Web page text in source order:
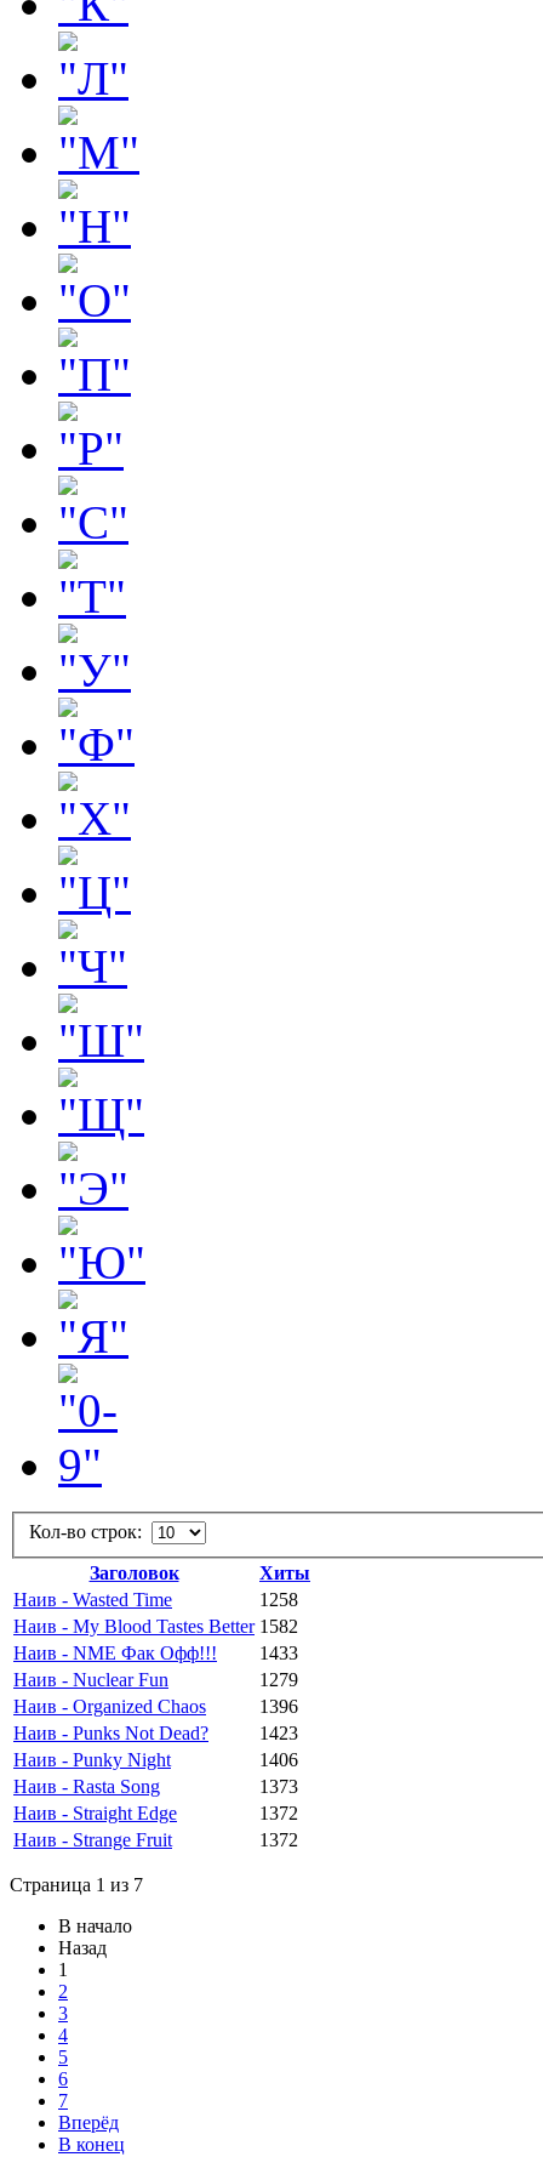
Кол-во строк:
Заголовок
Хиты
Наив - Wasted Time
1258
Наив - My Blood Tastes Better 1582
Наив - NME Фак Офф!!!
1433
Наив - Nuclear Fun
1279
Наив - Organized Chaos
1396
Наив - Punks Not Dead?
1423
Наив - Punky Night
1406
Наив - Rasta Song
1373
Наив - Straight Edge
1372
Наив - Strange Fruit
1372
Страница 1 из 7
В начало
Назад
1
2
3
4
5
6
7
Вперёд
В конец